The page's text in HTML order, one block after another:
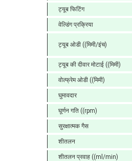
ट्यूब फिटिंग
वेल्डिंग प्रक्रिया
ट्यूब ओडी ((मिमी/इंच)
ट्यूब की दीवार मोटाई ((मिमी)
वोल्फ्रेम ओडी ((मिमी)
घुमावदार
घूर्णन गति ((rpm)
सुरक्षात्मक गैस
शीतलन
शीतलन प्रवाह ((ml/min)